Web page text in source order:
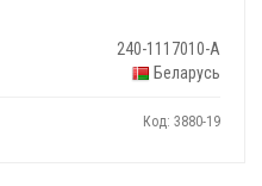
240-1117010-А
Беларусь
Код: 3880-19